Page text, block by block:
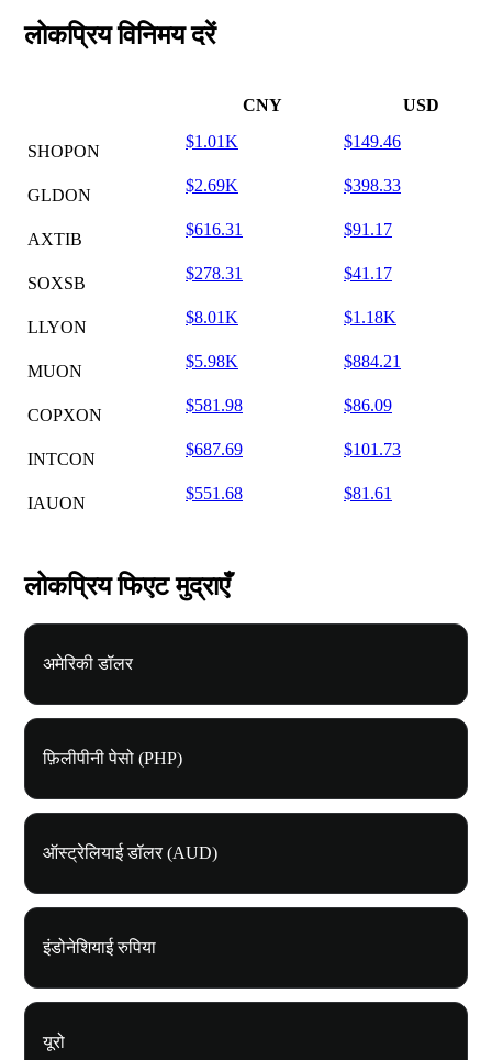
लोकप्रिय विनिमय दरें
CNY USD
SHOPON
$1.01K $149.46
GLDON
$2.69K $398.33
AXTIB
$616.31 $91.17
SOXSB
$278.31 $41.17
LLYON
$8.01K $1.18K
MUON
$5.98K $884.21
COPXON
$581.98 $86.09
INTCON
$687.69 $101.73
IAUON
$551.68 $81.61
लोकप्रिय फिएट मुद्राएँ
अमेरिकी डॉलर
फ़िलीपीनी पेसो (PHP)
ऑस्ट्रेलियाई डॉलर (AUD)
इंडोनेशियाई रुपिया
यूरो